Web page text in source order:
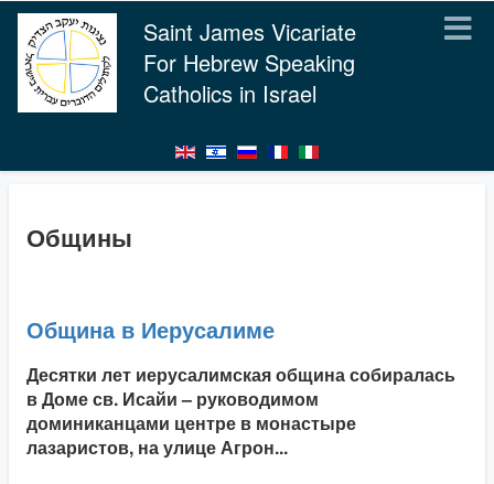
Saint James Vicariate
For Hebrew Speaking
Catholics in Israel
Общины
Община в Иерусалиме
Десятки лет иерусалимская община собиралась
в Доме св. Исайи – руководимом
доминиканцами центре в монастыре
лазаристов, на улице Агрон...